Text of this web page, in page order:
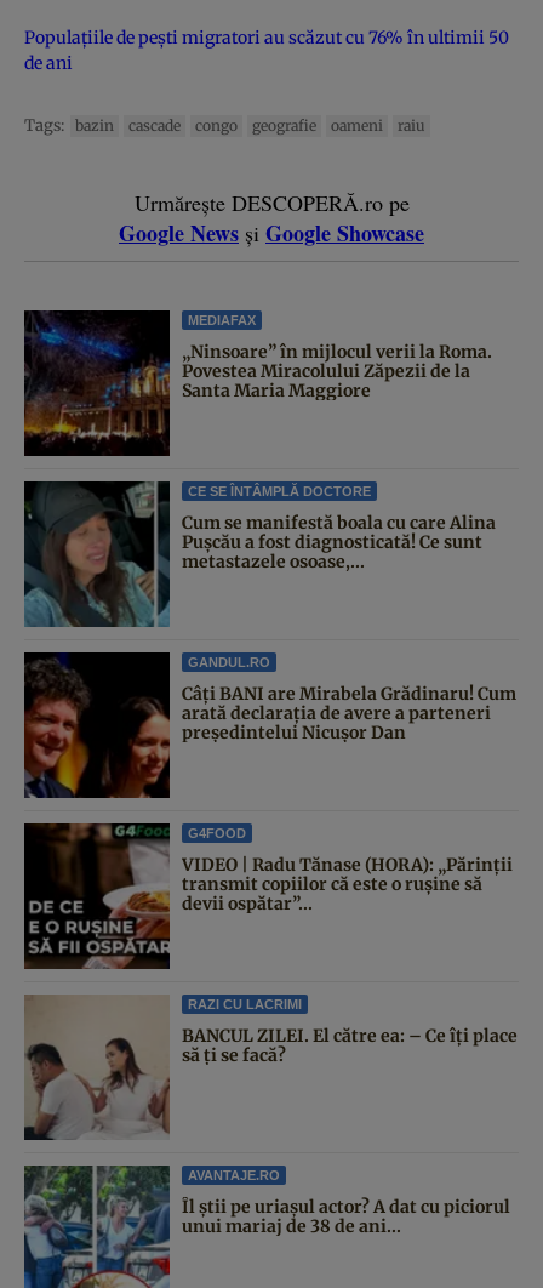
Populațiile de pești migratori au scăzut cu 76% în ultimii 50
de ani
Tags: bazin cascade congo geografie oameni raiu
Urmărește DESCOPERĂ.ro pe
Google News și Google Showcase
MEDIAFAX
„Ninsoare” în mijlocul verii la Roma.
Povestea Miracolului Zăpezii de la
Santa Maria Maggiore
CE SE ÎNTÂMPLĂ DOCTORE
Cum se manifestă boala cu care Alina
Pușcău a fost diagnosticată! Ce sunt
metastazele osoase,...
GANDUL.RO
Câți BANI are Mirabela Grădinaru! Cum
arată declarația de avere a parteneri
președintelui Nicușor Dan
G4FOOD
VIDEO | Radu Tănase (HORA): „Părinții
transmit copiilor că este o rușine să
devii ospătar”...
RAZI CU LACRIMI
BANCUL ZILEI. El către ea: – Ce îți place
să ți se facă?
AVANTAJE.RO
Îl știi pe uriașul actor? A dat cu piciorul
unui mariaj de 38 de ani...